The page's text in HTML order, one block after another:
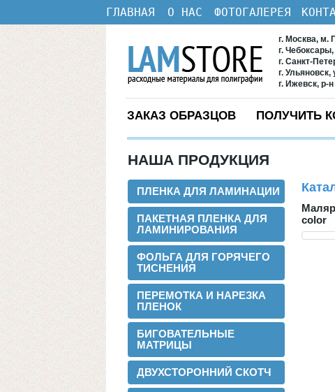
ГЛАВНАЯ О НАС ФОТОГАЛЕРЕЯ
г. Москва, м.
г.
г. Санкт-
г.
г. Ижевск, р-
ЗАКАЗ ОБРАЗЦОВ ПОЛУЧИТЬ
НАША ПРОДУКЦИЯ
ПЛЕНКА ДЛЯ ЛАМИНАЦИИ
ПАКЕТНАЯ ПЛЕНКА ДЛЯ
ЛАМИНИРОВАНИЯ
ФОЛЬГА ДЛЯ ГОРЯЧЕГО
ТИСНЕНИЯ
ПЕРЕМОТКА И НАРЕЗКА
ПЛЕНОК
БИГОВАТЕЛЬНЫЕ
МАТРИЦЫ
ДВУХСТОРОННИЙ СКОТЧ
color